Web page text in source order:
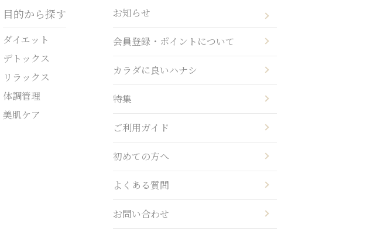
目的から探す
ダイエット
デトックス
リラックス
体調管理
美肌ケア
お知らせ
会員登録・ポイントについて
カラダに良いハナシ
特集
ご利用ガイド
初めての方へ
よくある質問
お問い合わせ